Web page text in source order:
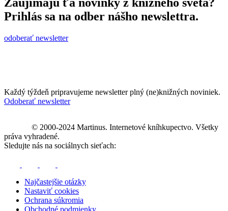
Zaujímajú ťa novinky z knižného sveta?
Prihlás sa na odber nášho newslettra.
odoberať newsletter
Každý týždeň pripravujeme newsletter plný (ne)knižných noviniek.
Odoberať newsletter
© 2000-2024 Martinus. Internetové kníhkupectvo. Všetky
práva vyhradené.
Sledujte nás na sociálnych sieťach:
Najčastejšie otázky
Nastaviť cookies
Ochrana súkromia